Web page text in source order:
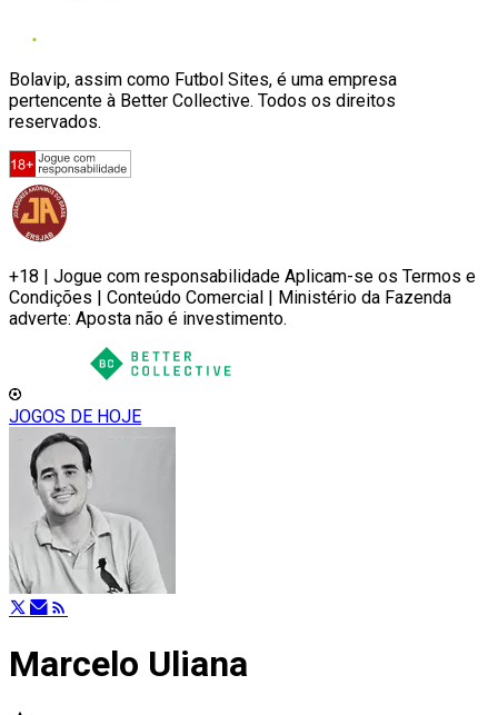
Bolavip, assim como Futbol Sites, é uma empresa
pertencente à Better Collective. Todos os direitos
reservados.
+18 | Jogue com responsabilidade Aplicam-se os Termos e
Condições | Conteúdo Comercial | Ministério da Fazenda
adverte: Aposta não é investimento.
JOGOS DE HOJE
Marcelo Uliana